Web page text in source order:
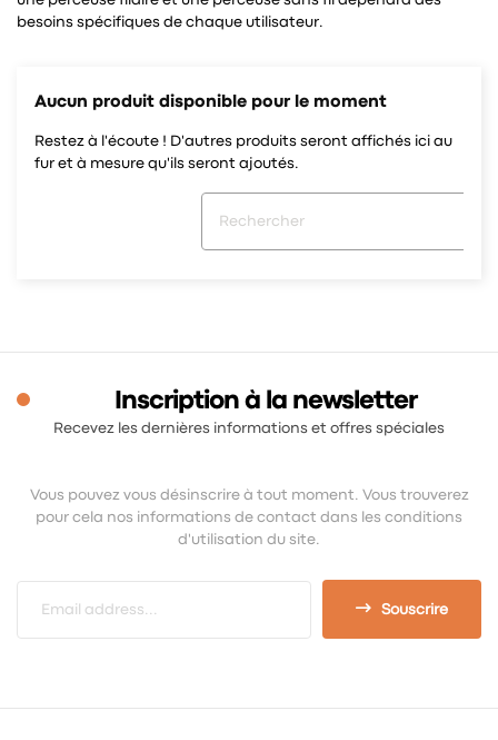
besoins spécifiques de chaque utilisateur.
Aucun produit disponible pour le moment
Restez à l'écoute ! D'autres produits seront affichés ici au
fur et à mesure qu'ils seront ajoutés.
Inscription à la newsletter
Recevez les dernières informations et offres spéciales
Vous pouvez vous désinscrire à tout moment. Vous trouverez
pour cela nos informations de contact dans les conditions
d'utilisation du site.
Souscrire